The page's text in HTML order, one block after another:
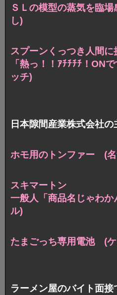
ＳＬの模型の蒸気を臨
し)
スプーンくっつき人間に
「熱っ！！ｱﾁﾁﾁﾁ！ON
ッチ)
日本隙間産業株式会社の
ホモ用のトンファー (
スキマートン
一般人「商品名じゃわ
ル)
たまごっち専用電池 (
ラーメン屋のバイト面